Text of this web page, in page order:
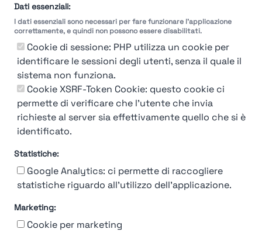
Dati essenziali:
I dati essenziali sono necessari per fare funzionare l'applicazione
correttamente, e quindi non possono essere disabilitati.
Cookie di sessione: PHP utilizza un cookie per
identificare le sessioni degli utenti, senza il quale il
sistema non funziona.
Cookie XSRF-Token Cookie: questo cookie ci
permette di verificare che l'utente che invia
richieste al server sia effettivamente quello che si è
identificato.
Statistiche:
Google Analytics: ci permette di raccogliere
statistiche riguardo all'utilizzo dell'applicazione.
Marketing:
Cookie per marketing